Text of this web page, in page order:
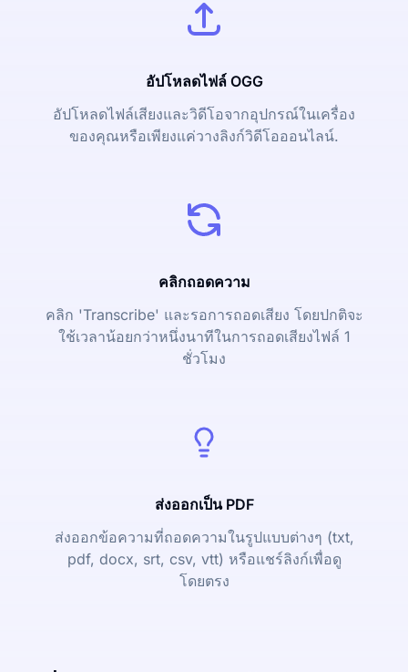
อัปโหลดไฟล์ OGG
อัปโหลดไฟล์เสียงและวิดีโอจากอุปกรณ์ในเครื่อง
ของคุณหรือเพียงแค่วางลิงก์วิดีโอออนไลน์.
คลิกถอดความ
คลิก 'Transcribe' และรอการถอดเสียง โดยปกติจะ
ใช้เวลาน้อยกว่าหนึ่งนาทีในการถอดเสียงไฟล์ 1
ชั่วโมง
ส่งออกเป็น PDF
ส่งออกข้อความที่ถอดความในรูปแบบต่างๆ (txt,
pdf, docx, srt, csv, vtt) หรือแชร์ลิงก์เพื่อดู
โดยตรง